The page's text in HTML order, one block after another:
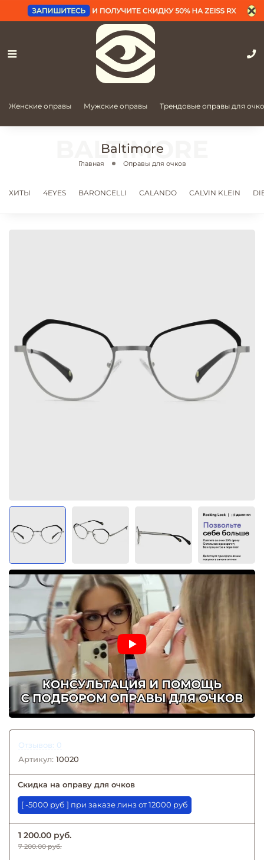
Женские оправы Мужские оправы Трендовые оправы для
Baltimore
Главная Оправы для очков
ХИТЫ 4EYES BARONCELLI CALANDO CALVIN KLEIN
Отзывов: 0
Артикул: 10020
Скидка на оправу для очков
[ -5000 руб ] при заказе линз от 12000 руб
1 200.00 руб.
7 200.00 руб.